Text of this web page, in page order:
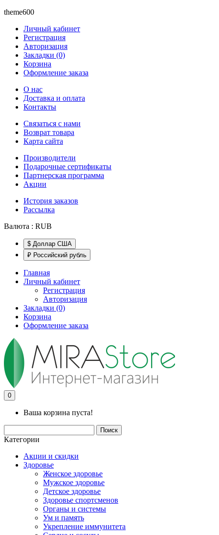
theme600
Личный кабинет
Регистрация
Авторизация
Закладки (0)
Корзина
Оформление заказа
O нас
Доставка и оплата
Контакты
Связаться с нами
Возврат товара
Карта сайта
Производители
Подарочные сертификаты
Партнерская программа
Акции
История заказов
Рассылка
Валюта : RUB
$ Доллар США
₽ Российский рубль
Главная
Личный кабинет
Регистрация
Авторизация
Закладки (0)
Корзина
Оформление заказа
0
Ваша корзина пуста!
Поиск
Категории
Акции и скидки
Здоровье
Женское здоровье
Мужское здоровье
Детское здоровье
Здоровье спортсменов
Органы и системы
Ум и память
Укрепление иммунитета